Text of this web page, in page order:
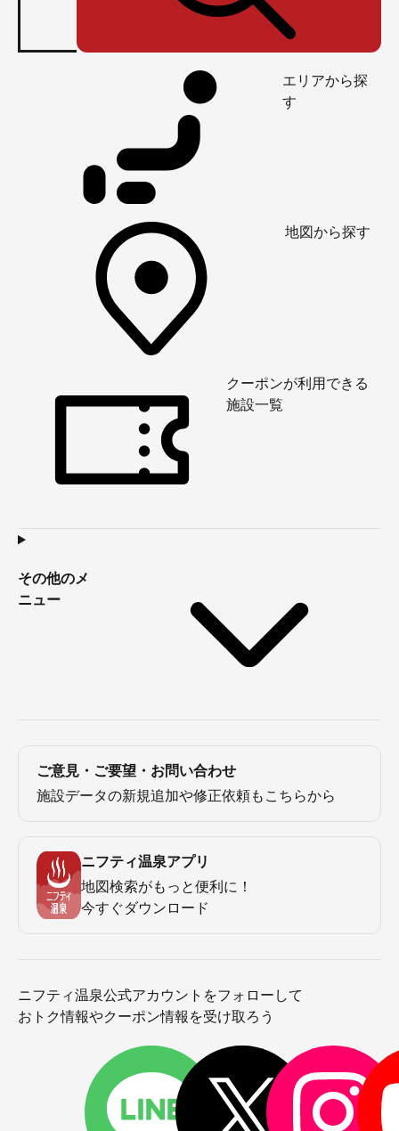
エリアから探
す
地図から探す
クーポンが利用できる
施設一覧
その他のメ
ニュー
ご意見・ご要望・お問い合わせ
施設データの新規追加や修正依頼もこちらから
ニフティ温泉アプリ
地図検索がもっと便利に！
今すぐダウンロード
ニフティ温泉公式アカウントをフォローして
おトク情報やクーポン情報を受け取ろう